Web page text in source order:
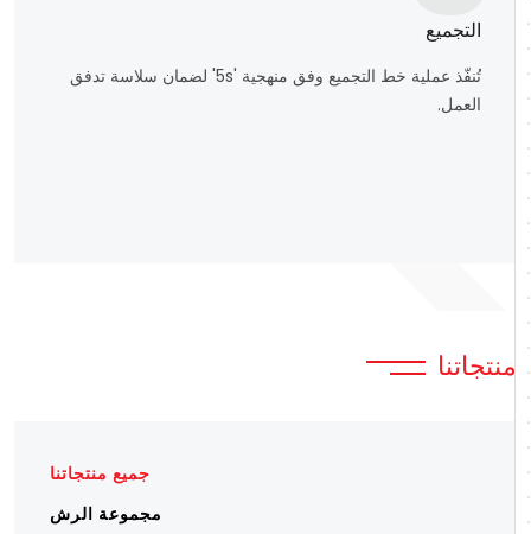
التجميع
تُنفّذ عملية خط التجميع وفق منهجية '5s' لضمان سلاسة تدفق
العمل.
منتجاتنا
جميع منتجاتنا
مجموعة الرش